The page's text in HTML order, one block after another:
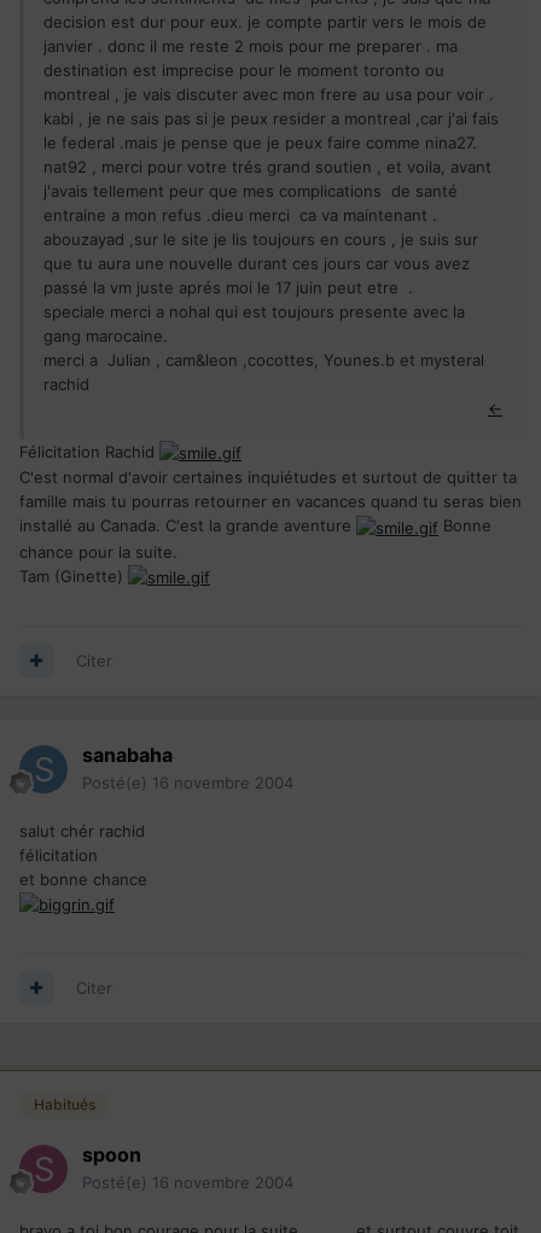
decision est dur pour eux. je compte partir vers le mois de
janvier . donc il me reste 2 mois pour me preparer . ma
destination est imprecise pour le moment toronto ou
montreal , je vais discuter avec mon frere au usa pour voir .
kabi , je ne sais pas si je peux resider a montreal ,car j'ai fais
le federal .mais je pense que je peux faire comme nina27.
nat92 , merci pour votre trés grand soutien , et voila, avant
j'avais tellement peur que mes complications de santé
entraine a mon refus .dieu merci ca va maintenant .
abouzayad ,sur le site je lis toujours en cours , je suis sur
que tu aura une nouvelle durant ces jours car vous avez
passé la vm juste aprés moi le 17 juin peut etre .
speciale merci a nohal qui est toujours presente avec la
gang marocaine.
merci a Julian , cam&leon ,cocottes, Younes.b et mysteral
rachid
←
Félicitation Rachid
C'est normal d'avoir certaines inquiétudes et surtout de quitter ta
famille mais tu pourras retourner en vacances quand tu seras bien
installé au Canada. C'est la grande aventure
Bonne
chance pour la suite.
Tam (Ginette)
Citer
sanabaha
Posté(e) 16 novembre 2004
salut chér rachid
félicitation
et bonne chance
Citer
Habitués
spoon
Posté(e) 16 novembre 2004